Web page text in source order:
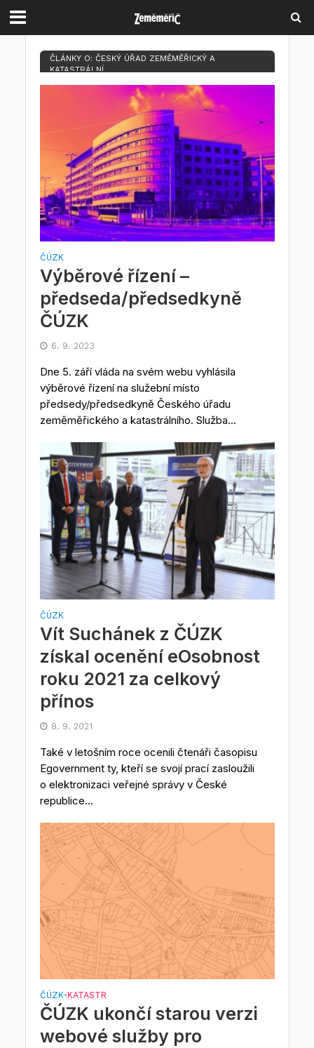
ČLÁNKY O: ČESKÝ ÚŘAD ZEMĚMĚŘICKÝ A
KATASTRÁLNÍ
ČÚZK
Výběrové řízení –
předseda/předsedkyně
ČÚZK
6. 9. 2023
Dne 5. září vláda na svém webu vyhlásila
výběrové řízení na služební místo
předsedy/předsedkyně Českého úřadu
zeměměřického a katastrálního. Služba...
ČÚZK
Vít Suchánek z ČÚZK
získal ocenění eOsobnost
roku 2021 za celkový
přínos
8. 9. 2021
Také v letošním roce ocenili čtenáři časopisu
Egovernment ty, kteří se svojí prací zasloužili
o elektronizaci veřejné správy v České
republice...
ČÚZK•KATASTR
ČÚZK ukončí starou verzi
webové služby pro